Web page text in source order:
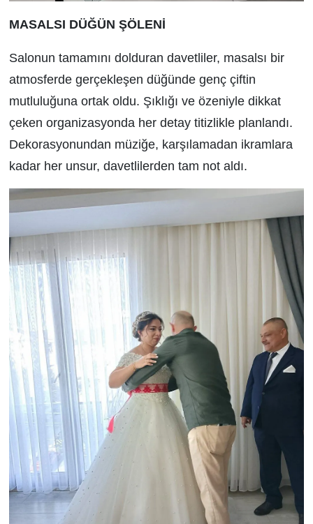
MASALSI DÜĞÜN ŞÖLENİ
Salonun tamamını dolduran davetliler, masalsı bir
atmosferde gerçekleşen düğünde genç çiftin
mutluluğuna ortak oldu. Şıklığı ve özeniyle dikkat
çeken organizasyonda her detay titizlikle planlandı.
Dekorasyonundan müziğe, karşılamadan ikramlara
kadar her unsur, davetlilerden tam not aldı.